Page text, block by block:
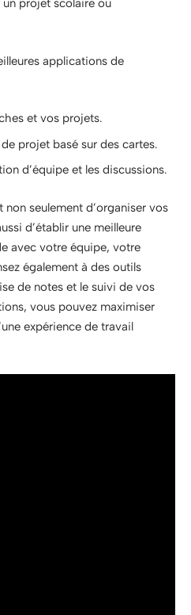
projet scolaire ou
applications de
et vos projets.
projet basé sur des cartes.
d’équipe et les discussions.
seulement d’organiser vos
d’établir une meilleure
avec votre équipe, votre
également à des outils
de notes et le suivi de vos
vous pouvez maximiser
expérience de travail